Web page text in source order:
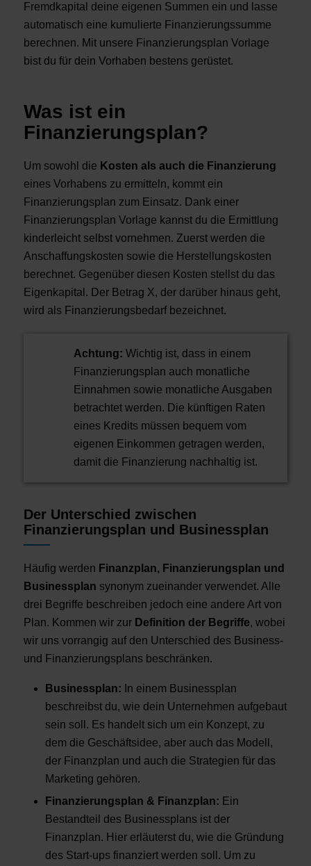
Fremdkapital deine eigenen Summen ein und lasse
automatisch eine kumulierte Finanzierungssumme
berechnen. Mit unsere Finanzierungsplan Vorlage
bist du für dein Vorhaben bestens gerüstet.
Was ist ein
Finanzierungsplan?
Um sowohl die Kosten als auch die Finanzierung
eines Vorhabens zu ermitteln, kommt ein
Finanzierungsplan zum Einsatz. Dank einer
Finanzierungsplan Vorlage kannst du die Ermittlung
kinderleicht selbst vornehmen. Zuerst werden die
Anschaffungskosten sowie die Herstellungskosten
berechnet. Gegenüber diesen Kosten stellst du das
Eigenkapital. Der Betrag X, der darüber hinaus geht,
wird als Finanzierungsbedarf bezeichnet.
Achtung: Wichtig ist, dass in einem
Finanzierungsplan auch monatliche
Einnahmen sowie monatliche Ausgaben
betrachtet werden. Die künftigen Raten
eines Kredits müssen bequem vom
eigenen Einkommen getragen werden,
damit die Finanzierung nachhaltig ist.
Der Unterschied zwischen
Finanzierungsplan und Businessplan
Häufig werden Finanzplan, Finanzierungsplan und
Businessplan synonym zueinander verwendet. Alle
drei Begriffe beschreiben jedoch eine andere Art von
Plan. Kommen wir zur Definition der Begriffe, wobei
wir uns vorrangig auf den Unterschied des Business-
und Finanzierungsplans beschränken.
Businessplan: In einem Businessplan
beschreibst du, wie dein Unternehmen aufgebaut
sein soll. Es handelt sich um ein Konzept, zu
dem die Geschäftsidee, aber auch das Modell,
der Finanzplan und auch die Strategien für das
Marketing gehören.
Finanzierungsplan & Finanzplan: Ein
Bestandteil des Businessplans ist der
Finanzplan. Hier erläuterst du, wie die Gründung
des Start-ups finanziert werden soll. Um zu